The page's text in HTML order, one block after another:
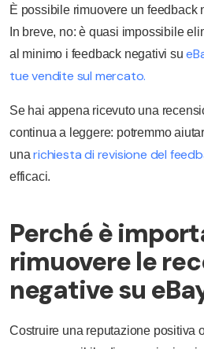
È possibile rimuovere un feedback
In breve, no: è quasi impossibile
al minimo i feedback negativi su
tue vendite sul mercato.
Se hai appena ricevuto una
continua a leggere: potremmo
unarichiesta di revisione del
efficaci.
Perché è
rimuovere le
negative su
Costruire una reputazione positiva